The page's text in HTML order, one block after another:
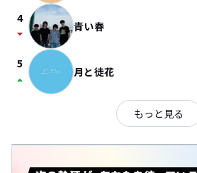
4
arrow_drop_down 青い春
5
arrow_drop_up 月と徒花
もっと見る